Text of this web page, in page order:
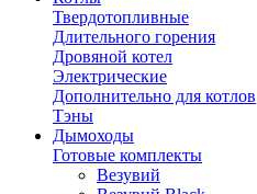
Твердотопливные
Длительного горения
Дровяной котел
Электрические
Дополнительно для котлов
Тэны
Дымоходы
Готовые комплекты
Везувий